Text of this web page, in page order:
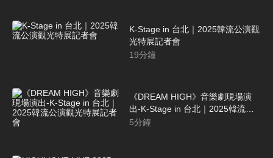
K-Stage in 台北｜2025韓流公演觀
光特展記者會
19分鐘
《DREAM HIGH》音樂劇現場演
出-K-Stage in 台北｜2025韓流公
演觀光特展記者會
5分鐘